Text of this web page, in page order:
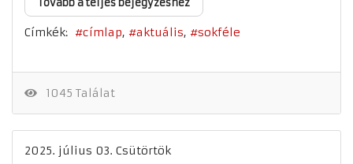
Címkék: címlap aktuális sokféle
1045 Találat
2025. július 03. Csütörtök